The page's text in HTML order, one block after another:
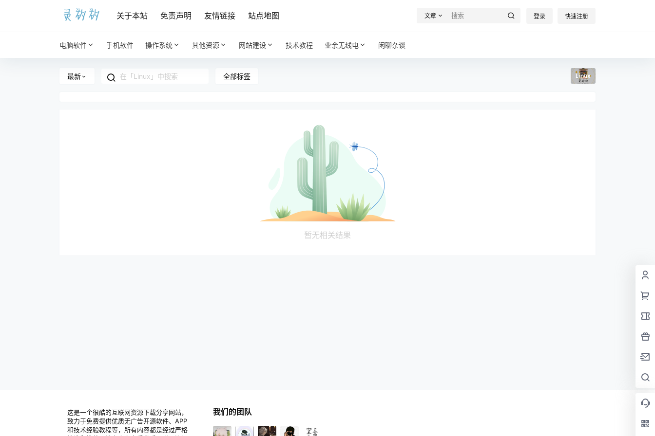
关于本站 免责声明 友情链接 站点地图 文章 登录 快速注册
电脑软件 手机软件 操作系统 其他资源 网站建设 技术教程 业余无线电 闲聊杂谈
最新 全部标签 Linux
暂无相关结果
这是一个很酷的互联网资源下载分享网站，
致力于免费提供优质无广告开源软件、APP
和技术经验教程等，所有内容都是经过严格
我们的团队